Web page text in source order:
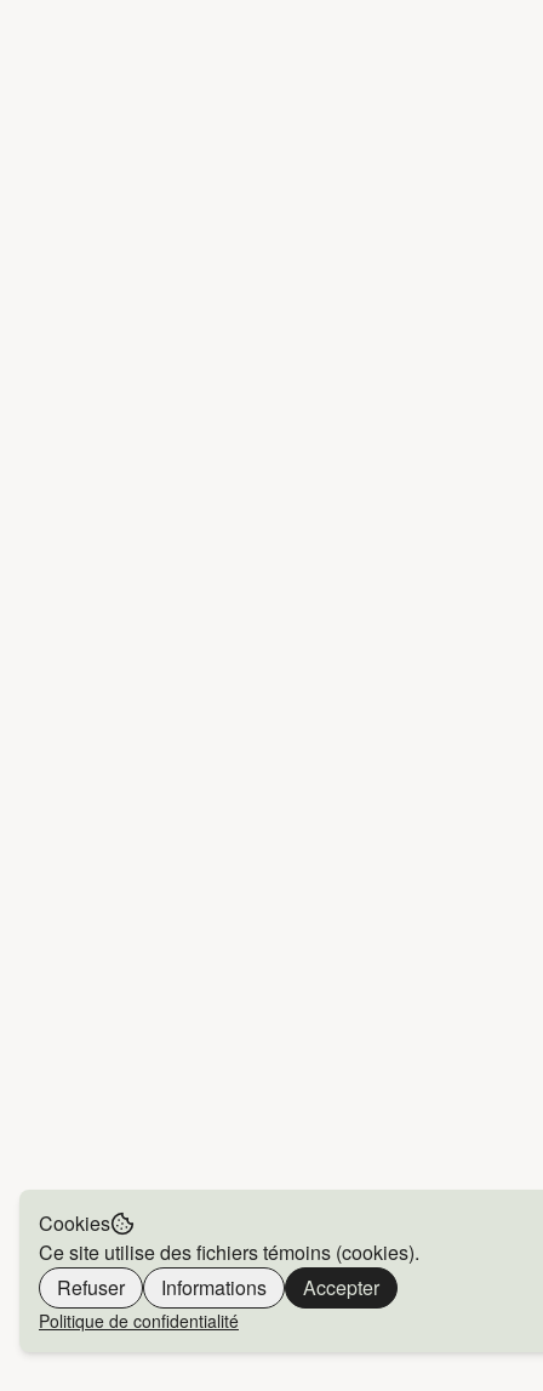
Cookies
Ce site utilise des fichiers témoins (cookies).
Refuser
Informations Accepter
Politique de confidentialité